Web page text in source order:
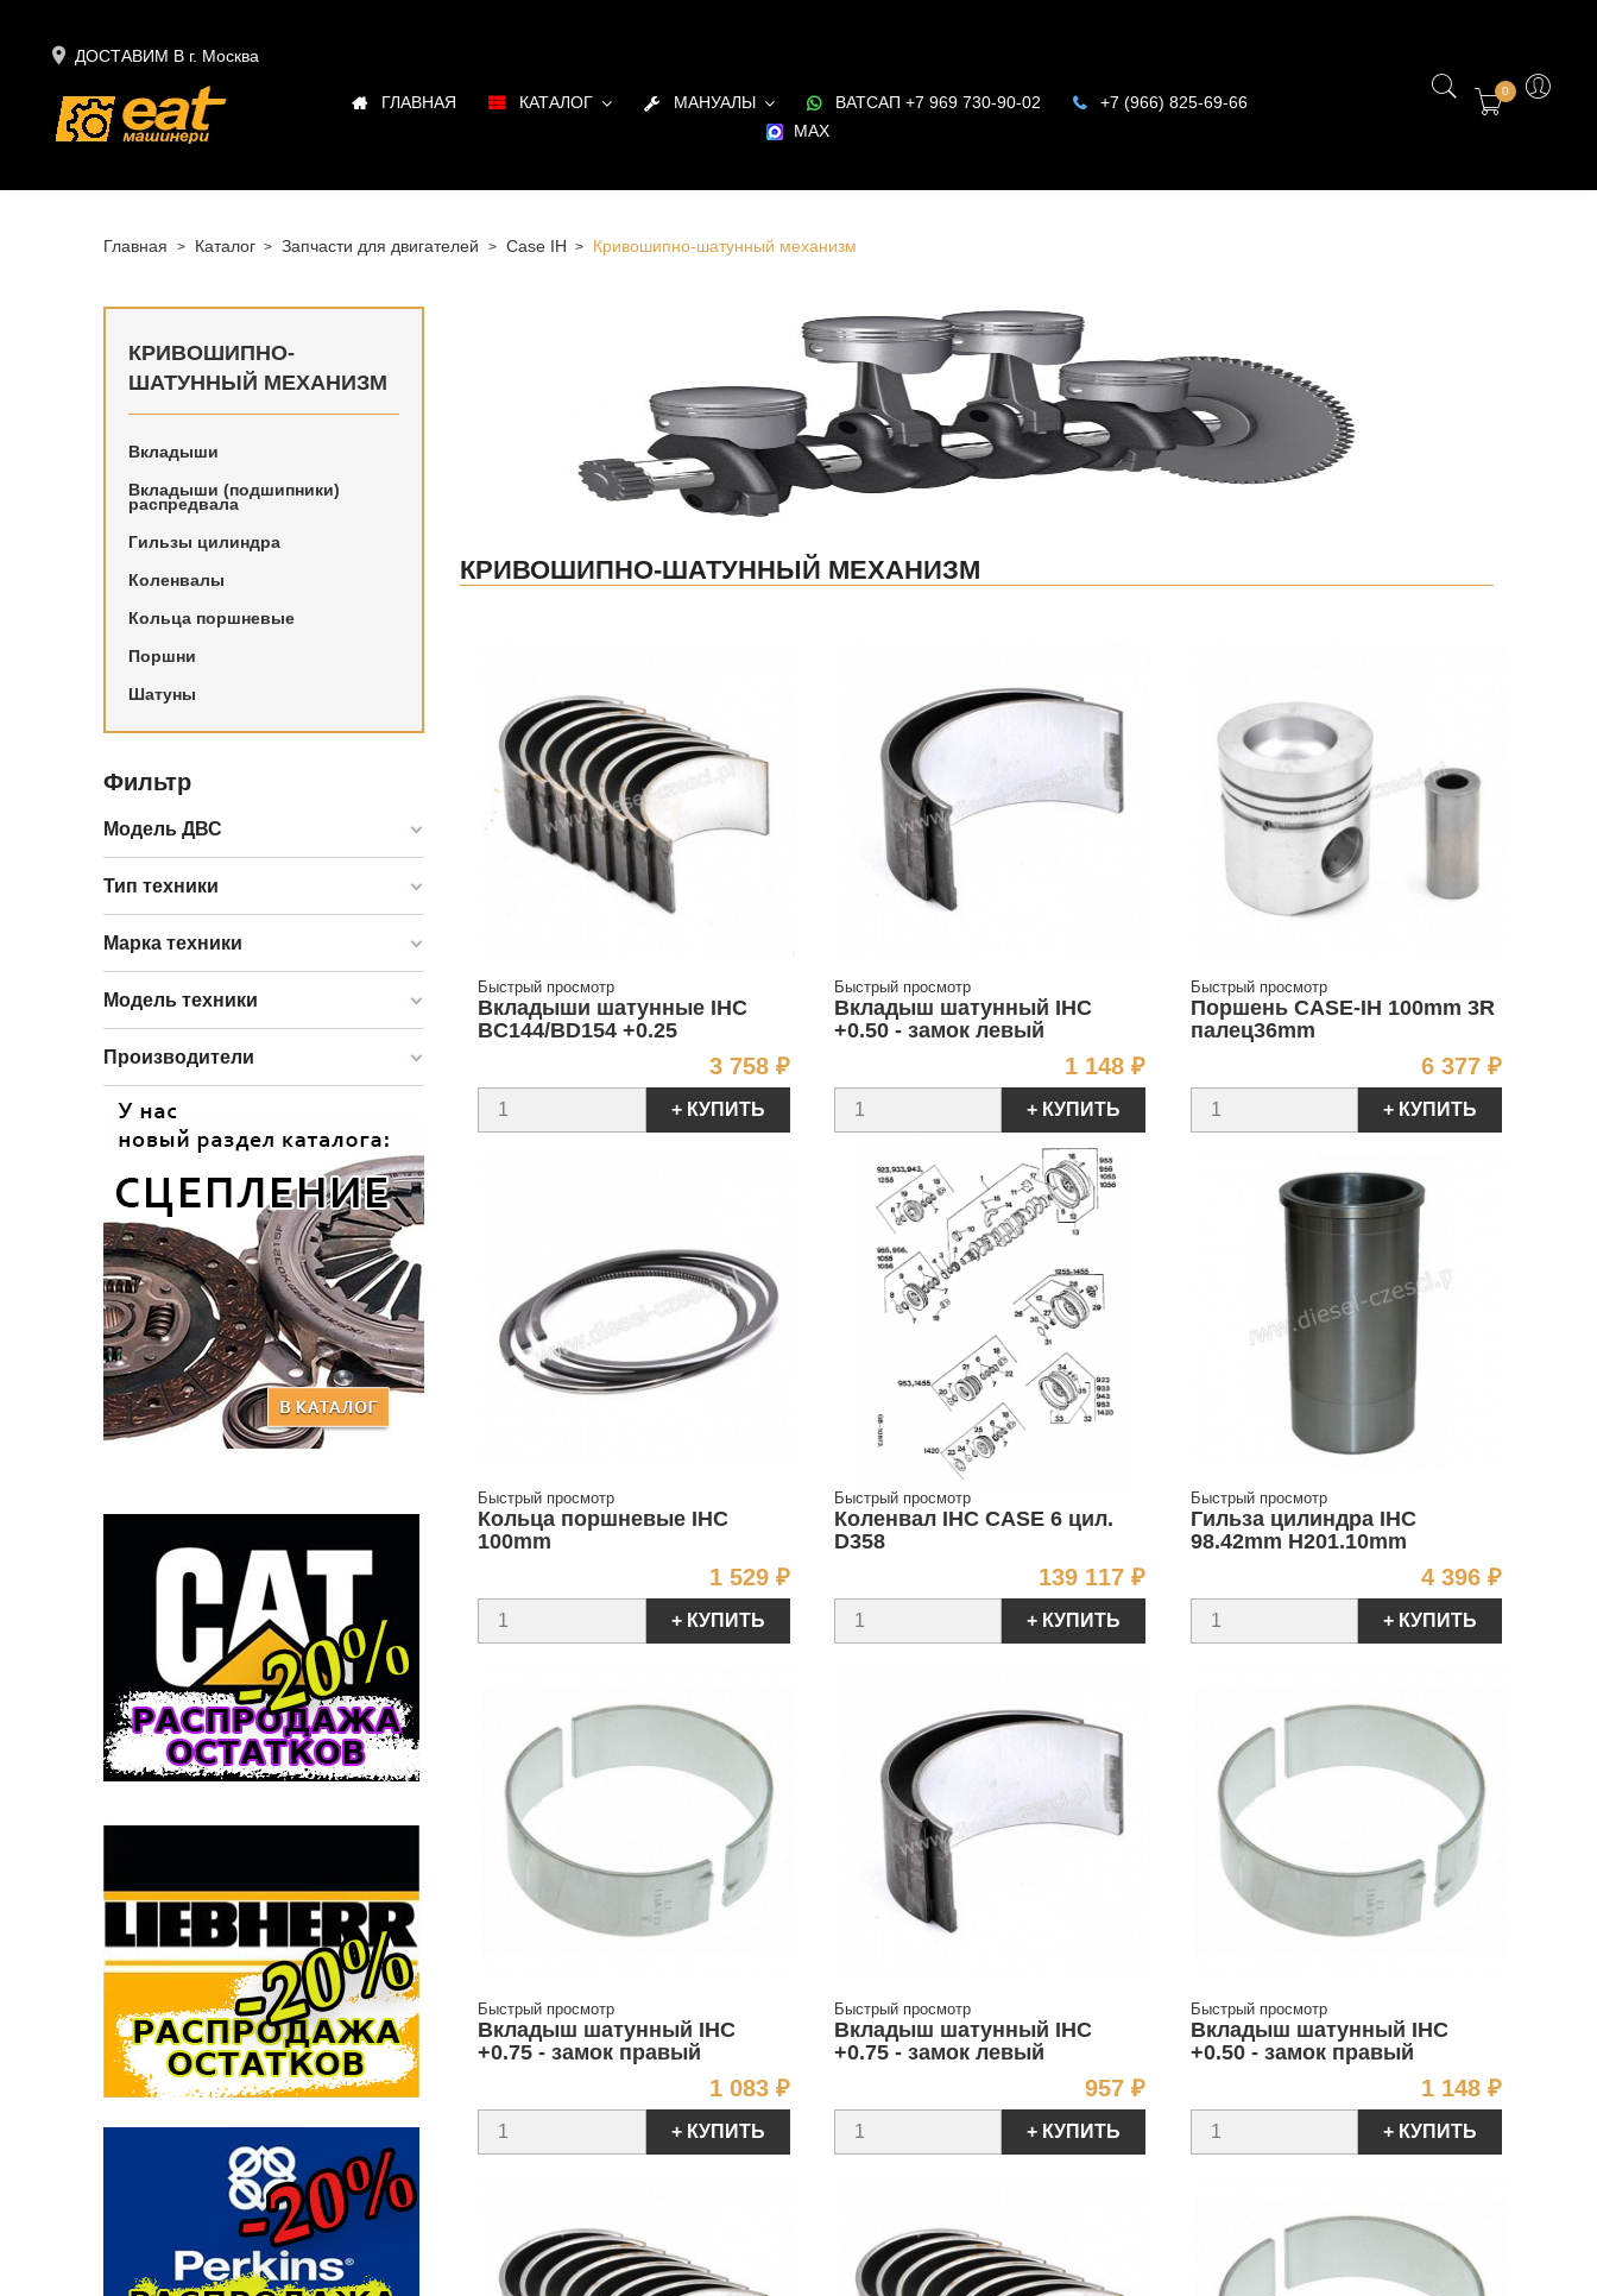
 ДОСТАВИМ В г. Москва
ГЛАВНАЯ КАТАЛОГ МАНУАЛЫ ВАТСАП +7 969 730-90-02
+7 (966) 825-69-66
MAX
0
Главная Каталог Запчасти для двигателей Case IH Кривошипно-шатунный механизм
КРИВОШИПНО-
ШАТУННЫЙ МЕХАНИЗМ
Вкладыши
Вкладыши (подшипники)
распредвала
Гильзы цилиндра
Коленвалы
Кольца поршневые
Поршни
Шатуны
Фильтр
Модель ДВС
Тип техники
Марка техники
Модель техники
Производители
Кривошипно-шатунный механизм для ДВС Case IH
КРИВОШИПНО-ШАТУННЫЙ МЕХАНИЗМ
Быстрый просмотр
Вкладыши шатунные IHC
BC144/BD154 +0.25
3 758 ₽Цена
+ КУПИТЬ
Быстрый просмотр
Вкладыш шатунный IHC
+0.50 - замок левый
1 148 ₽Цена
+ КУПИТЬ
Быстрый просмотр
Поршень CASE-IH 100mm 3R
палец36mm
6 377 ₽Цена
+ КУПИТЬ
Быстрый просмотр
Кольца поршневые IHC
100mm
1 529 ₽Цена
+ КУПИТЬ
Быстрый просмотр
Коленвал IHC CASE 6 цил.
D358
139 117 ₽Цена
+ КУПИТЬ
Быстрый просмотр
Гильза цилиндра IHC
98.42mm H201.10mm
4 396 ₽Цена
+ КУПИТЬ
Быстрый просмотр
Вкладыш шатунный IHC
+0.75 - замок правый
1 083 ₽Цена
+ КУПИТЬ
Быстрый просмотр
Вкладыш шатунный IHC
+0.75 - замок левый
957 ₽Цена
+ КУПИТЬ
Быстрый просмотр
Вкладыш шатунный IHC
+0.50 - замок правый
1 148 ₽Цена
+ КУПИТЬ